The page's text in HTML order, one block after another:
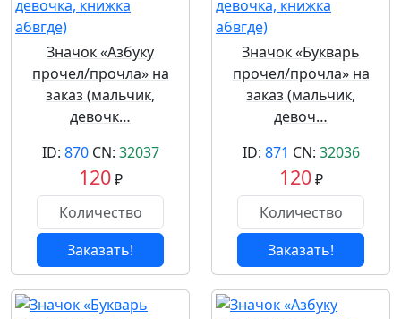
Значок «Азбуку
прочел/прочла» на
заказ (мальчик,
девочк…
ID: 870CN: 32037
120₽
Заказать!
Значок «Букварь
прочел/прочла» на
заказ (мальчик,
девоч…
ID: 871 CN: 32036
120₽
Заказать!